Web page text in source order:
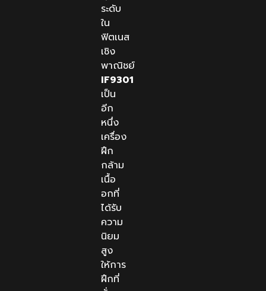
ระดับ
ใน
ฟิตเนส
เชิง
พาณิชย์
IF9301
เป็น
อีก
หนึ่ง
เครื่อง
ฝึก
กล้าม
เนื้อ
อกที่
ได้รับ
ความ
นิยม
สูง
ให้การ
ฝึกที่